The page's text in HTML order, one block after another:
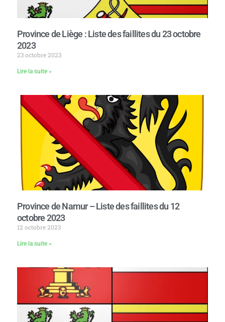
Province de Liège : Liste des faillites du 23 octobre
2023
23 octobre 2023
Lire la suite »
Province de Namur – Liste des faillites du 12
octobre 2023
12 octobre 2023
Lire la suite »